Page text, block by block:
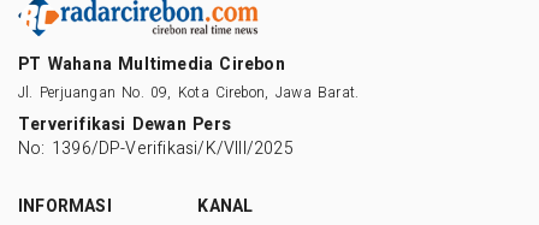
PT Wahana Multimedia Cirebon
Jl. Perjuangan No. 09, Kota Cirebon, Jawa Barat.
Terverifikasi Dewan Pers
No: 1396/DP-Verifikasi/K/VIII/2025
INFORMASI
KANAL